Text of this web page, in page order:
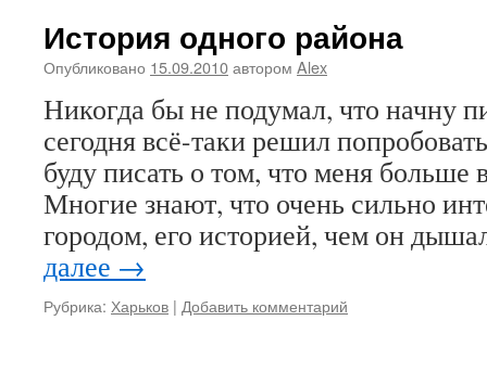
История одного района
Опубликовано 15.09.2010автором Alex
Никогда бы не подумал, что начну
сегодня всё-таки решил
буду писать о том, что меня больше
Многие знают, что очень сильно
городом, его историей, чем он
далее →
Рубрика: Харьков | Добавить комментарий